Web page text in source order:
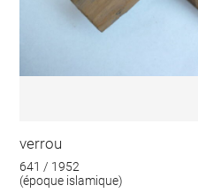
verrou
641 / 1952
(époque islamique)